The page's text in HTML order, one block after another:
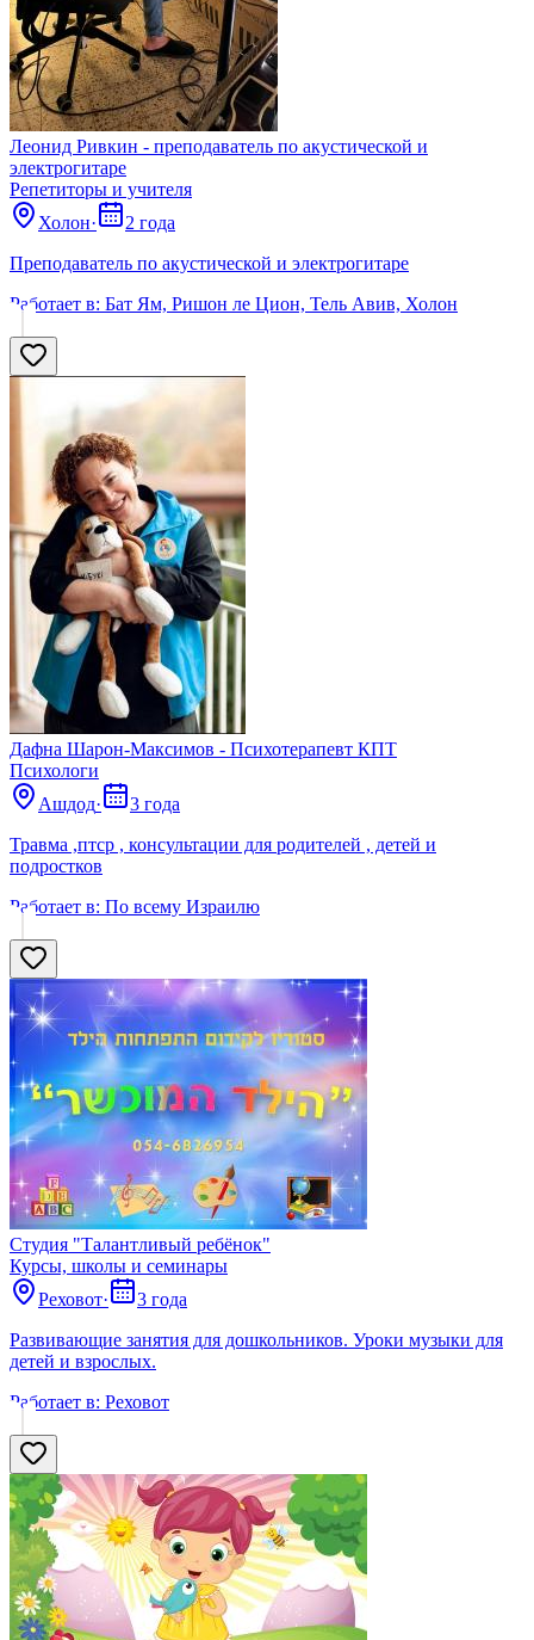
Леонид Ривкин - преподаватель по акустической и
электрогитаре
Репетиторы и учителя
Холон·
2 года
Преподаватель по акустической и электрогитаре
Работает в: Бат Ям, Ришон ле Цион, Тель Авив, Холон
Дафна Шарон-Максимов - Психотерапевт КПТ
Психологи
Ашдод·
3 года
Травма ,птср , консультации для родителей , детей и
подростков
Работает в: По всему Израилю
Студия "Талантливый ребёнок"
Курсы, школы и семинары
Реховот·
3 года
Развивающие занятия для дошкольников. Уроки музыки для
детей и взрослых.
Работает в: Реховот